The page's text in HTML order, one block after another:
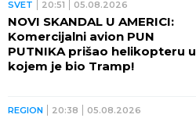
SVET 20:51 05.08.2026
NOVI SKANDAL U AMERICI:
Komercijalni avion PUN
PUTNIKA prišao helikopteru u
kojem je bio Tramp!
REGION 20:38 05.08.2026